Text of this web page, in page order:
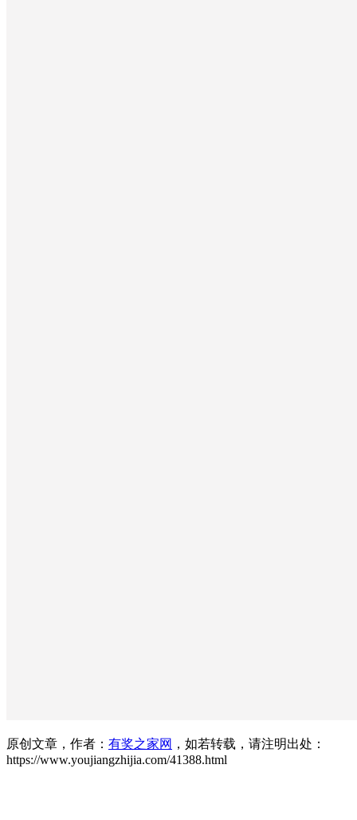
原创文章，作者： 有奖之家网 ，如若转载，请注明出处：
https://www.youjiangzhijia.com/41388.html